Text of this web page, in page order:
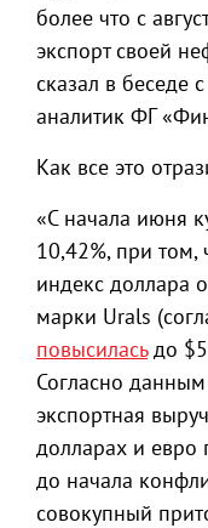
более что с
экспорт своей
сказал в беседе
аналитик ФГ
Как все это
«С начала июня
10,42%, при том,
индекс доллара
марки Urals
повысиласьдо
Согласно
экспортная
долларах и евро
до начала
совокупный